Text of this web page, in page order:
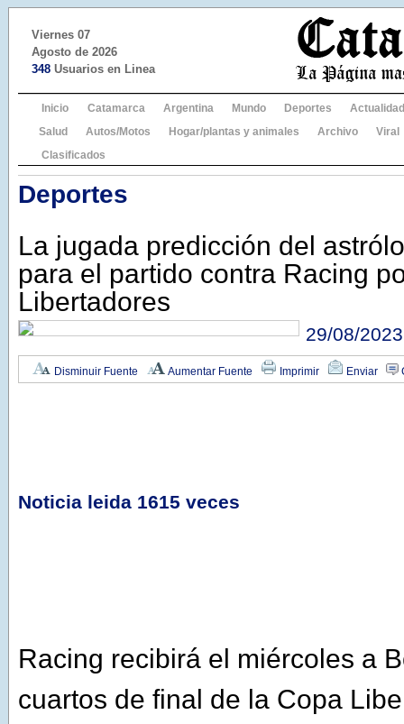
Viernes 07
Agosto de 2026
348 Usuarios en Linea
Inicio Catamarca Argentina Mundo Deportes
Actualidad
Salud
Autos/Motos Hogar/plantas y animales Archivo
Viral
Clasificados
Deportes
La jugada predicción del
para el partido contra Racing
Libertadores
29/08/2023
Disminuir Fuente Aumentar Fuente Imprimir Enviar
Noticia leida 1615 veces
Racing recibirá el miércoles a
cuartos de final de la Copa